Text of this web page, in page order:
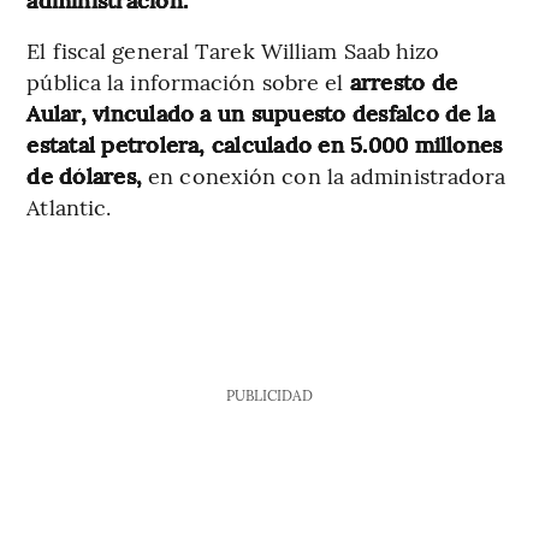
El fiscal general Tarek William Saab hizo
pública la información sobre el arresto de
Aular, vinculado a un supuesto desfalco de la
estatal petrolera, calculado en 5.000 millones
de dólares, en conexión con la administradora
Atlantic.
PUBLICIDAD